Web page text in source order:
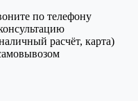
по телефону
расчёт, карта)